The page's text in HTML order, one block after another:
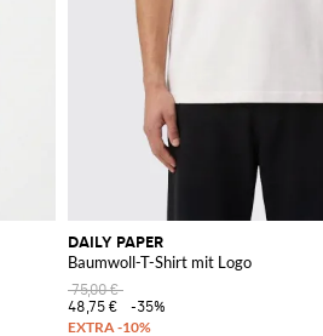
DAILY PAPER
Baumwoll-T-Shirt mit Logo
75,00 €
48,75 €
-35%